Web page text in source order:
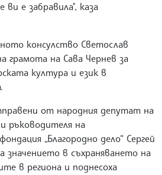
ви е забравила", каза
консулство Светослав
грамота на Сава Чернев за
култура и език в
от народния депутат на
ръководителя на
„Благородно дело“ Сергей
значението в съхраняването на
в региона и поднесоха